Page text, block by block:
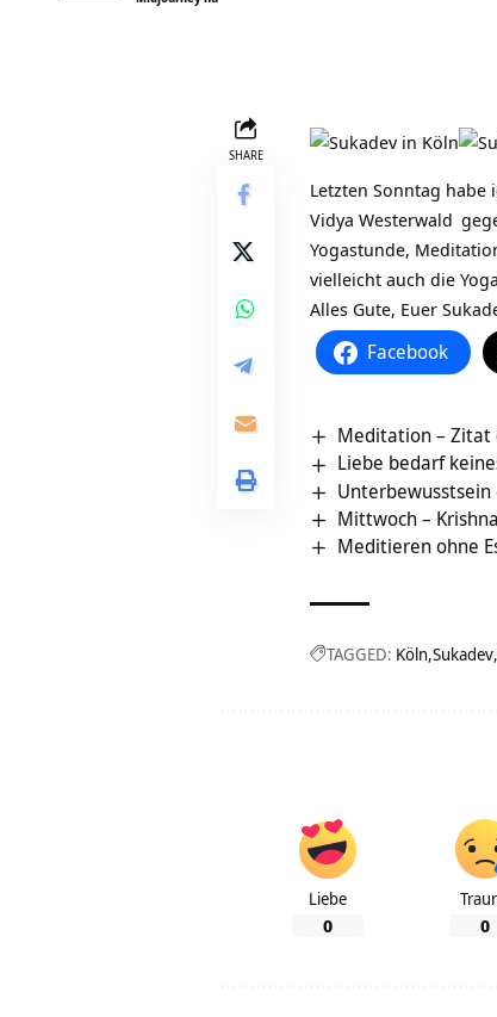
SHARE
Letzten Sonntag habe
Vidya Westerwald
Yogastunde,
vielleicht auch die
Alles Gute, Euer
Facebook
Meditation – Zitat
Liebe bedarf
Mittwoch –
Meditieren ohne
TAGGED: Köln Sukadev
Liebe
0 0